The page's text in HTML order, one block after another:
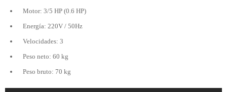
Motor: 3/5 HP (0.6 HP)
Energía: 220V / 50Hz
Velocidades: 3
Peso neto: 60 kg
Peso bruto: 70 kg